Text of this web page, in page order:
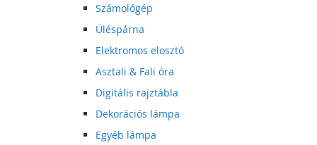
Számológép
Üléspárna
Elektromos elosztó
Asztali & Fali óra
Digitális rajztábla
Dekorációs lámpa
Egyéb lámpa